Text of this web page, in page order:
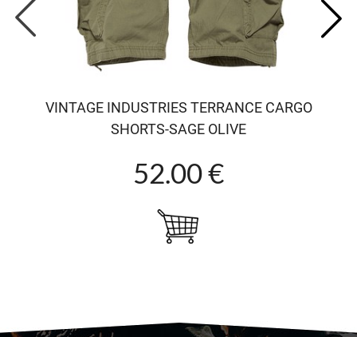
VINTAGE INDUSTRIES TERRANCE CARGO
SHORTS-SAGE OLIVE
52.00 €